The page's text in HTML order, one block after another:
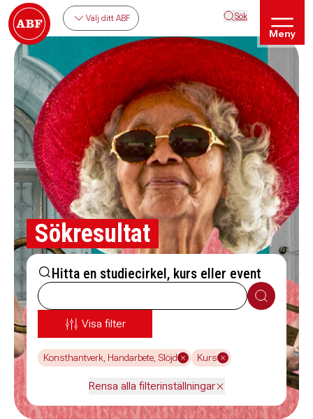
Välj ditt ABF Sök
Meny
Sökresultat
Hitta en studiecirkel, kurs eller event
Sök
Visa filter
Konsthantverk, Handarbete, Slöjd Kurs
Rensa alla filterinställningar